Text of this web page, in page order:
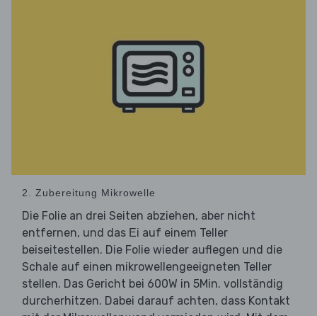
2. Zubereitung Mikrowelle
Die Folie an drei Seiten abziehen, aber nicht
entfernen, und das Ei auf einem Teller
beiseitestellen. Die Folie wieder auflegen und die
Schale auf einen mikrowellengeeigneten Teller
stellen. Das Gericht bei 600W in 5Min. vollständig
durcherhitzen. Dabei darauf achten, dass Kontakt